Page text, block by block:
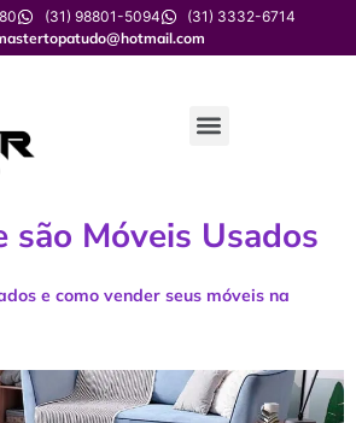
(31) 98801-5094
(31) 3332-6714
são Móveis Usados
e como vender seus móveis na